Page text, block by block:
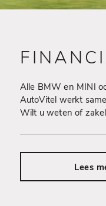
Alle BMW en MINI
AutoVitel werkt
Wilt u weten of
Lees